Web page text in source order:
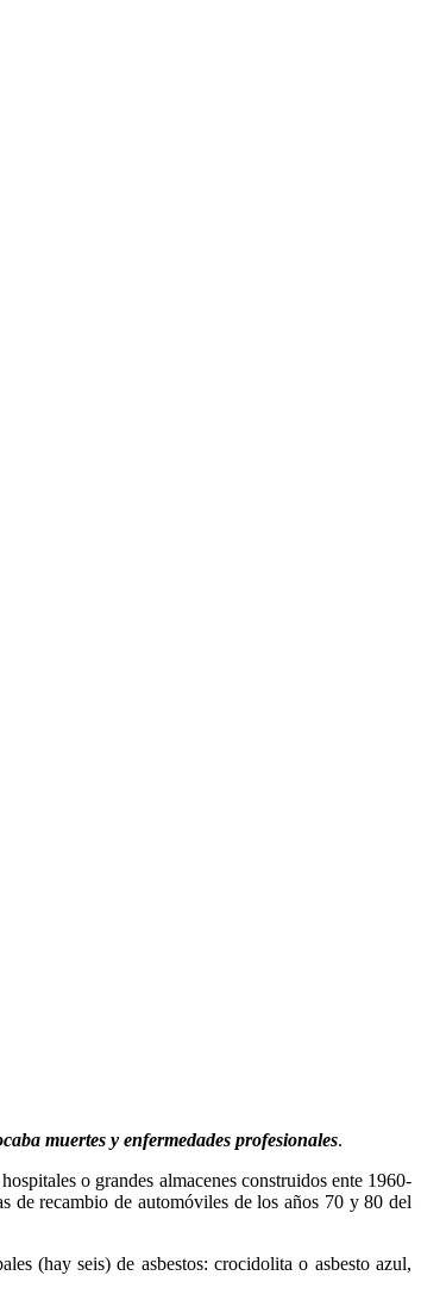
muertes y enfermedades profesionales.
o grandes almacenes construidos ente 1960-
de recambio de automóviles de los años 70 y 80 del
(hay seis) de asbestos: crocidolita o asbesto azul,